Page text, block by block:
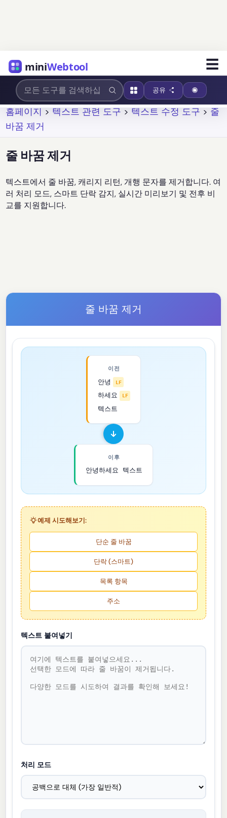
miniWebtool ☰
공유
홈페이지 > 텍스트 관련 도구 > 텍스트 수정 도구 > 줄
바꿈 제거
줄 바꿈 제거
텍스트에서 줄 바꿈, 캐리지 리턴, 개행 문자를 제거합니다. 여
러 처리 모드, 스마트 단락 감지, 실시간 미리보기 및 전후 비
교를 지원합니다.
줄 바꿈 제거
이전
안녕 LF
하세요 LF
텍스트
이후
안녕하세요 텍스트
예제 시도해보기:
단순 줄 바꿈
단락 (스마트)
목록 항목
주소
텍스트 붙여넣기
처리 모드